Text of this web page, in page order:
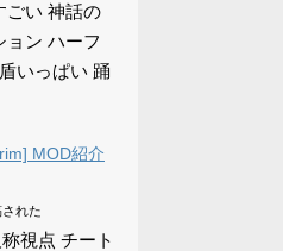
ごい 神話の
ョン ハーフ
いっぱい 踊
MOD紹介
れた
視点 チート